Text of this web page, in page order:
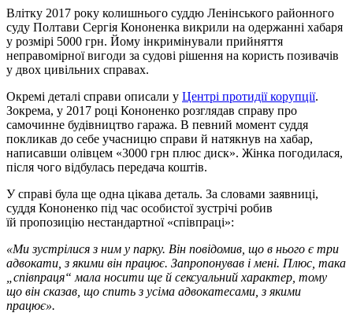
Влітку 2017 року колишнього суддю Ленінського районного
суду Полтави Сергія Кононенка викрили на одержанні хабаря
у розмірі 5000 грн. Йому інкримінували прийняття
неправомірної вигоди за судові рішення на користь позивачів
у двох цивільних справах.
Окремі деталі справи описали у Центрі протидії корупції.
Зокрема, у 2017 році Кононенко розглядав справу про
самочинне будівництво гаража. В певний момент суддя
покликав до себе учасницю справи й натякнув на хабар,
написавши олівцем «3000 грн плюс диск». Жінка погодилася,
після чого відбулась передача коштів.
У справі була ще одна цікава деталь. За словами заявниці,
суддя Кононенко під час особистої зустрічі робив
їй пропозицію нестандартної «співпраці»:
«Ми зустрілися з ним у парку. Він повідомив, що в нього є три
адвокати, з якими він працює. Запропонував і мені. Плюс, така
„співпраця“ мала носити ще й сексуальний характер, тому
що він сказав, що спить з усіма адвокатесами, з якими
працює».